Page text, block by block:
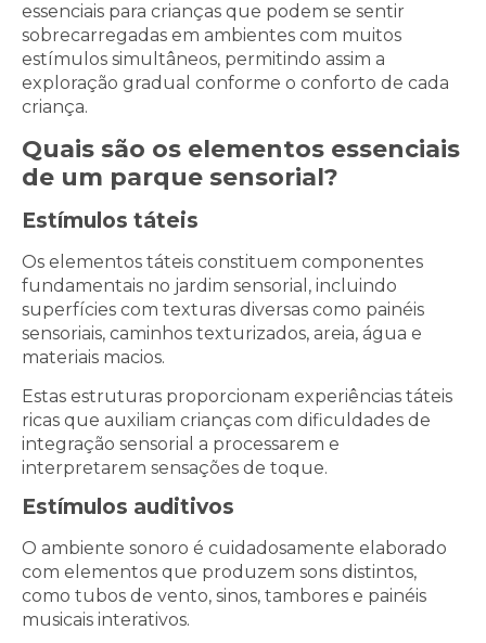
essenciais para crianças que podem se sentir
sobrecarregadas em ambientes com muitos
estímulos simultâneos, permitindo assim a
exploração gradual conforme o conforto de cada
criança.
Quais são os elementos essenciais
de um parque sensorial?
Estímulos táteis
Os elementos táteis constituem componentes
fundamentais no jardim sensorial, incluindo
superfícies com texturas diversas como painéis
sensoriais, caminhos texturizados, areia, água e
materiais macios.
Estas estruturas proporcionam experiências táteis
ricas que auxiliam crianças com dificuldades de
integração sensorial a processarem e
interpretarem sensações de toque.
Estímulos auditivos
O ambiente sonoro é cuidadosamente elaborado
com elementos que produzem sons distintos,
como tubos de vento, sinos, tambores e painéis
musicais interativos.